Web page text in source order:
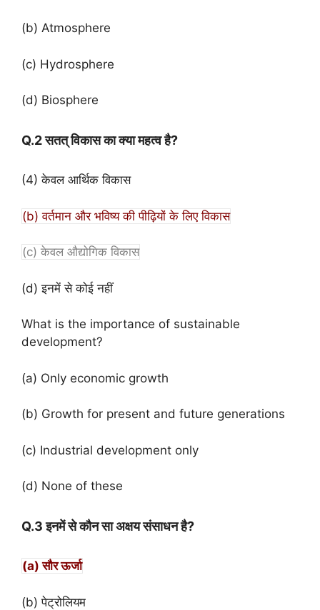
(b) Atmosphere
(c) Hydrosphere
(d) Biosphere
Q.2 सतत् विकास का क्या महत्व है?
(4) केवल आर्थिक विकास
(b) वर्तमान और भविष्य की पीढ़ियों के लिए विकास
(c) केवल औ‌द्योगिक विकास
(d) इनमें से कोई नहीं
What is the importance of sustainable
development?
(a) Only economic growth
(b) Growth for present and future generations
(c) Industrial development only
(d) None of these
Q.3 इनमें से कौन सा अक्षय संसाधन है?
(a) सौर ऊर्जा
(b) पेट्रोलियम